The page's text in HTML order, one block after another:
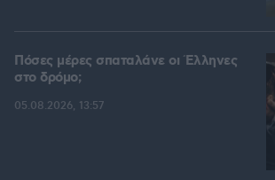
Πόσες μέρες σπαταλάνε οι Έλληνες
στο δρόμο;
05.08.2026, 13:57